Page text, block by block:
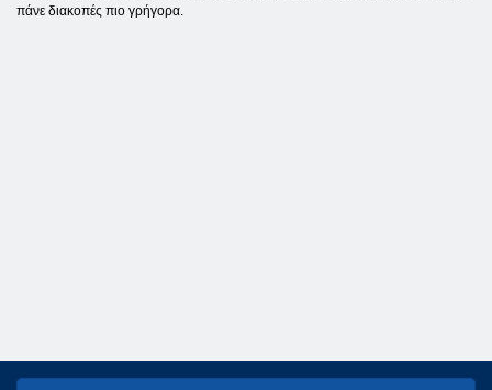
πάνε διακοπές πιο γρήγορα.